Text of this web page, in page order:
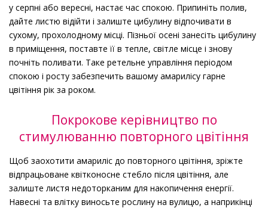
у серпні або вересні, настає час спокою. Припиніть полив,
дайте листю відійти і залиште цибулину відпочивати в
сухому, прохолодному місці. Пізньої осені занесіть цибулину
в приміщення, поставте її в тепле, світле місце і знову
почніть поливати. Таке ретельне управління періодом
спокою і росту забезпечить вашому амарилісу гарне
цвітіння рік за роком.
Покрокове керівництво по
стимулюванню повторного цвітіння
Щоб заохотити амариліс до повторного цвітіння, зріжте
відпрацьоване квітконосне стебло після цвітіння, але
залиште листя недоторканим для накопичення енергії.
Навесні та влітку виносьте рослину на вулицю, а наприкінці